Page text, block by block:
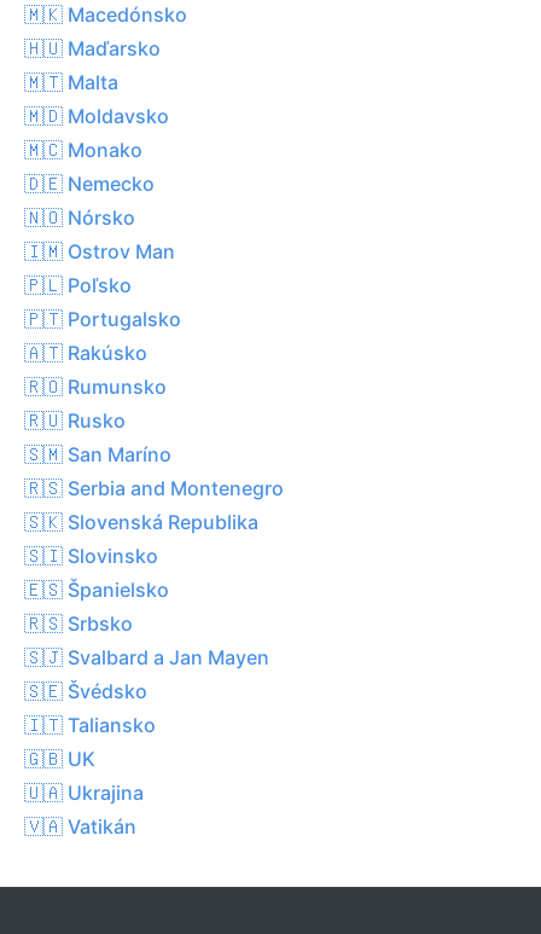
🇲🇰 Macedónsko
🇭🇺 Maďarsko
🇲🇹 Malta
🇲🇩 Moldavsko
🇲🇨 Monako
🇩🇪 Nemecko
🇳🇴 Nórsko
🇮🇲 Ostrov Man
🇵🇱 Poľsko
🇵🇹 Portugalsko
🇦🇹 Rakúsko
🇷🇴 Rumunsko
🇷🇺 Rusko
🇸🇲 San Maríno
🇷🇸 Serbia and Montenegro
🇸🇰 Slovenská Republika
🇸🇮 Slovinsko
🇪🇸 Španielsko
🇷🇸 Srbsko
🇸🇯 Svalbard a Jan Mayen
🇸🇪 Švédsko
🇮🇹 Taliansko
🇬🇧 UK
🇺🇦 Ukrajina
🇻🇦 Vatikán